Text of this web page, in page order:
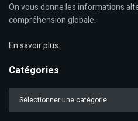
On vous donne les informations
compréhension globale.
En savoir plus
Catégories
Catégories